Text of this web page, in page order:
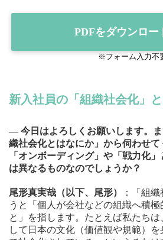
PDFをダウンロー
※フォーム入力不
新入社員の「組織社会化」
― 今日はよろしくお願いします。
織社会化とはなにか」から伺わせ
「オンボーディング」や「戦力化
は異なるものなのでしょうか？
尾形真実哉（以下、尾形）
：「組
うと「個人が会社などの組織へ積極
と」を指します。たとえば私たち
して日本の文化（価値観や規範）